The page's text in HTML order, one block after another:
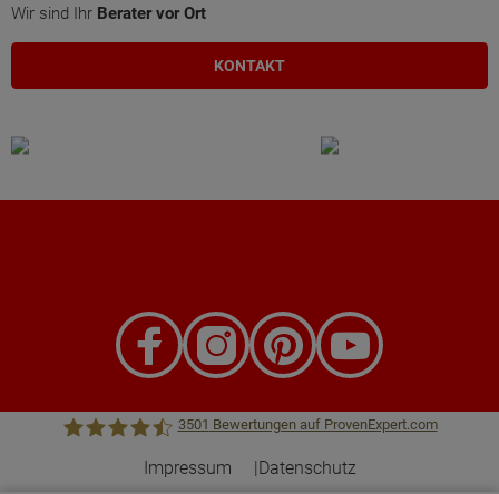
Wir sind Ihr Berater vor Ort
KONTAKT
3501 Bewertungen auf ProvenExpert.com
Impressum Datenschutz